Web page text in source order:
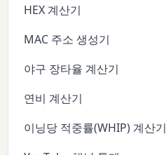
HEX 계산기
MAC 주소 생성기
야구 장타율 계산기
연비 계산기
이닝당 적중률(WHIP) 계산기